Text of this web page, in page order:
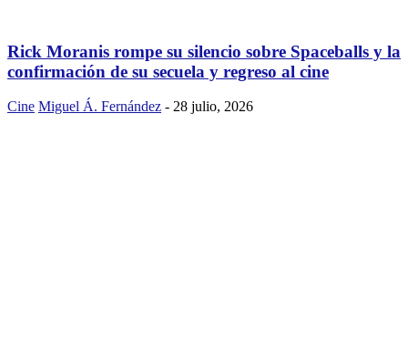
Rick Moranis rompe su silencio sobre Spaceballs y la
confirmación de su secuela y regreso al cine
Cine Miguel Á. Fernández - 28 julio, 2026